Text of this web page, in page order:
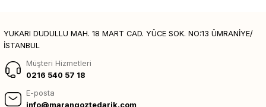
YUKARI DUDULLU MAH. 18 MART CAD. YÜCE SOK. NO:13 ÜMRANİYE/
İSTANBUL
Müşteri Hizmetleri
0216 540 57 18
E-posta
info@marangoztedarik.com